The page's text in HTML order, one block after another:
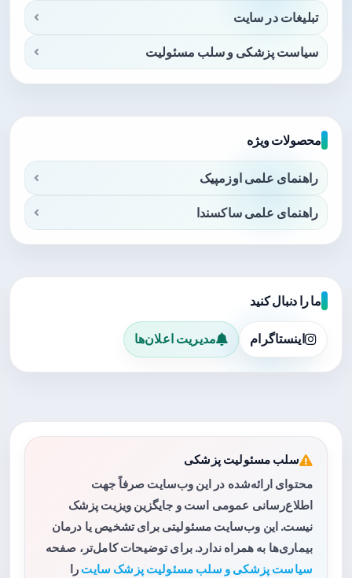
تبلیغات در سایت
سیاست پزشکی و سلب مسئولیت
محصولات ویژه
راهنمای علمی اوزمپیک
راهنمای علمی ساکسندا
ما را دنبال کنید
اینستاگرام مدیریت اعلان‌ها
سلب مسئولیت پزشکی
محتوای ارائه‌شده در این وب‌سایت صرفاً جهت
اطلاع‌رسانی عمومی است و جایگزین ویزیت پزشک
نیست. این وب‌سایت مسئولیتی برای تشخیص یا درمان
بیماری‌ها به همراه ندارد. برای توضیحات کامل‌تر، صفحه
سیاست پزشکی و سلب مسئولیت پزشک سایت را